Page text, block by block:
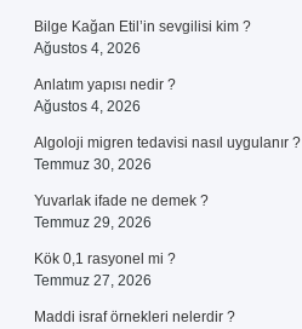
Bilge Kağan Etil’in sevgilisi kim ?
Ağustos 4, 2026
Anlatım yapısı nedir ?
Ağustos 4, 2026
Algoloji migren tedavisi nasıl uygulanır ?
Temmuz 30, 2026
Yuvarlak ifade ne demek ?
Temmuz 29, 2026
Kök 0,1 rasyonel mi ?
Temmuz 27, 2026
Maddi israf örnekleri nelerdir ?